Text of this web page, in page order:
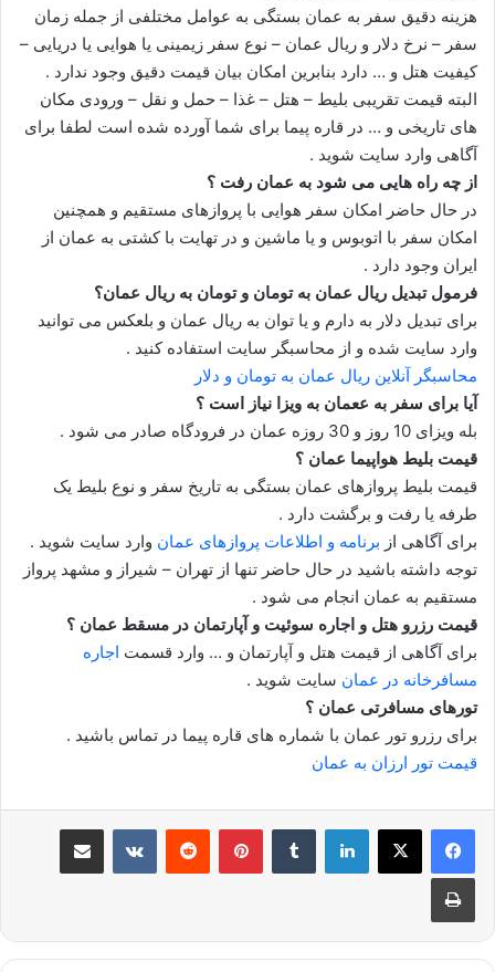
هزینه دقیق سفر به عمان بستگی به عوامل مختلفی از جمله زمان
سفر – نرخ دلار و ریال عمان – نوع سفر زیمینی یا هوایی یا دریایی –
کیفیت هتل و … دارد بنابرین امکان بیان قیمت دقیق وجود ندارد .
البته قیمت تقریبی بلیط – هتل – غذا – حمل و نقل – ورودی مکان
های تاریخی و … در قاره پیما برای شما آورده شده است لطفا برای
آگاهی وارد سایت شوید .
از چه راه هایی می شود به عمان رفت ؟
در حال حاضر امکان سفر هوایی با پروازهای مستقیم و همچنین
امکان سفر با اتوبوس و یا ماشین و در تهایت با کشتی به عمان از
ایران وجود دارد .
فرمول تبدیل ریال عمان به تومان و تومان به ریال عمان؟
برای تبدیل دلار به دارم و یا توان به ریال عمان و بلعکس می توانید
وارد سایت شده و از محاسبگر سایت استفاده کنید .
محاسبگر آنلاین ریال عمان به تومان و دلار
آیا برای سفر به ععمان به ویزا نیاز است ؟
بله ویزای 10 روز و 30 روزه عمان در فرودگاه صادر می شود .
قیمت بلیط هواپیما عمان ؟
قیمت بلیط پروازهای عمان بستگی به تاریخ سفر و نوع بلیط یک
طرفه یا رفت و برگشت دارد .
برای آگاهی از برنامه و اطلاعات پروازهای عمان وارد سایت شوید .
توجه داشته باشید در حال حاضر تنها از تهران – شیراز و مشهد پرواز
مستقیم به عمان انجام می شود .
قیمت رزرو هتل و اجاره سوئیت و آپارتمان در مسقط عمان ؟
برای آگاهی از قیمت هتل و آپارتمان و … وارد قسمت اجاره
مسافرخانه در عمان سایت شوید .
تورهای مسافرتی عمان ؟
برای رزرو تور عمان با شماره های قاره پیما در تماس باشید .
قیمت تور ارزان به عمان
لینکدین ‫تامبلر ‫پین‌ترست‫رددیت ‫VKontakteاشتراک گذاری از طریق ایمیل
چاپ